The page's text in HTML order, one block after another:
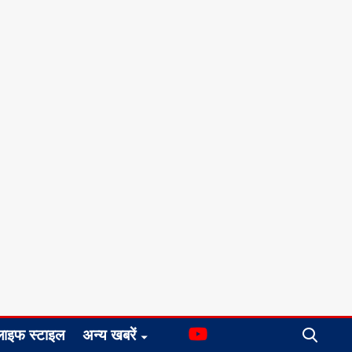
स्टाइल अन्य खबरें